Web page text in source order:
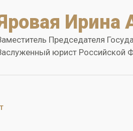
Ирина
Председателя
юрист Российской